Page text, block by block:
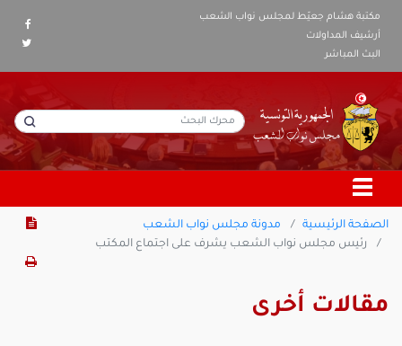
مكتبة هشام جعيّط لمجلس نواب الشعب
أرشيف المداولات
البث المباشر
الصفحة الرئيسية
مدونة مجلس نواب الشعب
رئيس مجلس نواب الشعب يشرف على اجتماع المكتب
مقالات أخرى